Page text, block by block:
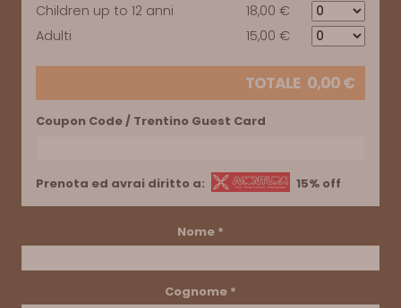
Children up to 12 anni
18,00 €
Adulti
15,00 €
TOTALE 0,00€
Coupon Code / Trentino Guest Card
Prenota ed avrai diritto a: 15% off
Nome *
Cognome *